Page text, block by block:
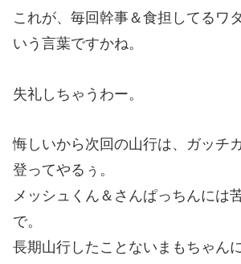
これが、毎回幹事＆食担してるワ
いう言葉ですかね。
失礼しちゃうわー。
悔しいから次回の山行は、ガッチ
登ってやるぅ。
メッシュくん＆さんぱっちんには
で。
長期山行したことないまもちゃん